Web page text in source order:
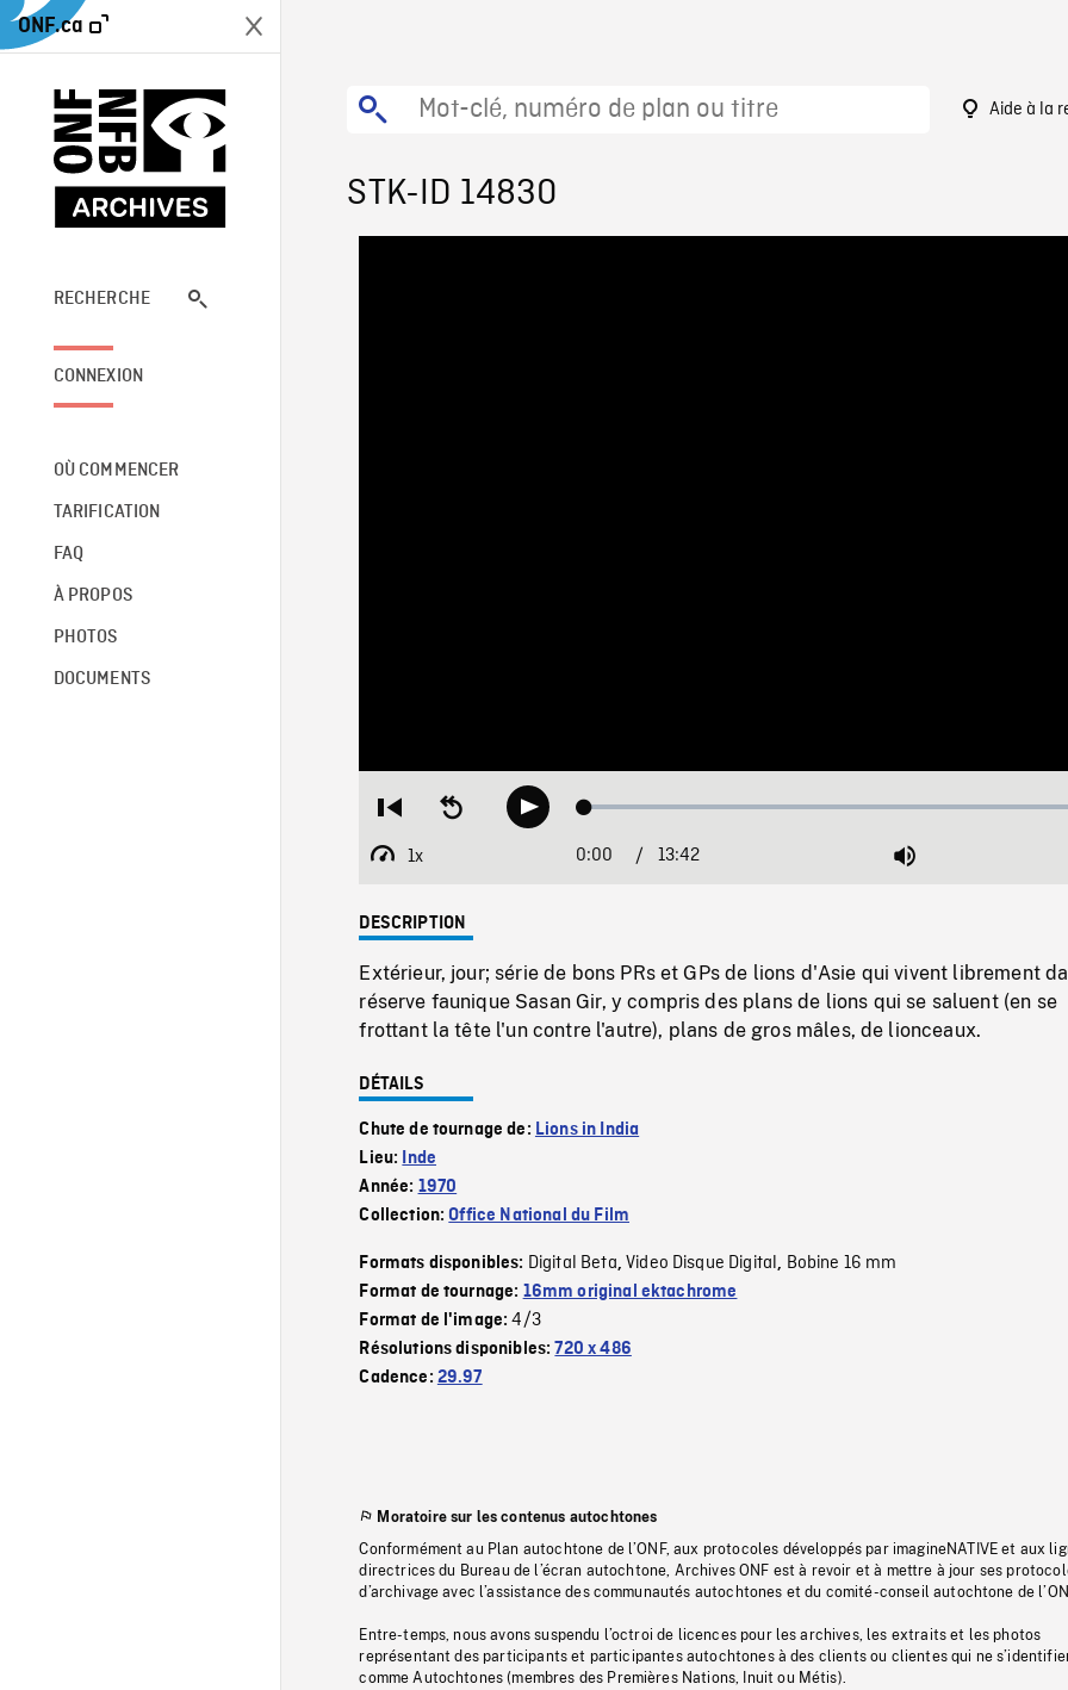
ONF.ca
RECHERCHE
CONNEXION
OÙ COMMENCER
TARIFICATION
FAQ
À PROPOS
PHOTOS
DOCUMENTS
Aide à la
STK-ID 14830
Restart
beginning
Seek
backwardPlay Loaded:
1x
Playback
Current
0:00 / Duration
13:42 Mute
DESCRIPTION
Extérieur, jour; série de bons PRs et GPs de lions d'Asie qui vivent librement
réserve faunique Sasan Gir, y compris des plans de lions qui se saluent (en se
frottant la tête l'un contre l'autre), plans de gros mâles, de lionceaux.
DÉTAILS
Chute de tournage de: Lions in India
Lieu:
Inde
Année: 1970
Collection:Office National du Film
Formats disponibles: Digital Beta,Video Disque Digital, Bobine 16 mm
Format de tournage: 16mm original ektachrome
Format de l'image:4/3
Résolutions disponibles:720 x 486
Cadence: 29.97
Moratoire sur les contenus autochtones
Conformément au Plan autochtone de l’ONF, aux protocoles développés par imagineNATIVE et aux
directrices du Bureau de l’écran autochtone, Archives ONF est à revoir et à mettre à jour ses
d’archivage avec l’assistance des communautés autochtones et du comité-conseil autochtone de
Entre-temps, nous avons suspendu l’octroi de licences pour les archives, les extraits et les photos
représentant des participants et participantes autochtones à des clients ou clientes qui ne
comme Autochtones (membres des Premières Nations, Inuit ou Métis).